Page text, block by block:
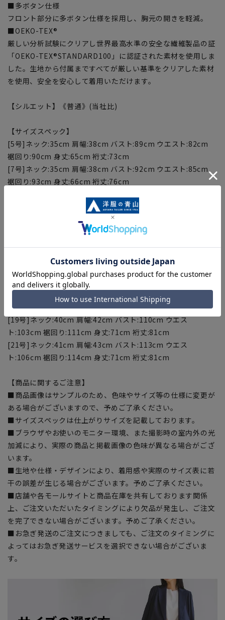
■多ボタン仕様
フロント部分に多ボタン仕様を採用し、胸元の開きを軽減。
■OEKO-TEX®
厳しい分析試験にクリアし世界最高水準の安全な繊維製品の証
「OEKO-TEX®STANDARD100」に認証された素材を使用しま
した。生地から付属まですべてが厳しい基準をクリアした素材
を使用、安全を安心して着用いただけます。
【シルエット】《普通》(当社比)
【サイズスペック】
[5号]ネック:35cm 肩幅:38cm バスト:89cm ウエスト:82cm
裾回り:90cm 身丈:65cm 裄丈:73cm
[7号]ネック:35cm 肩幅:38cm バスト:92cm ウエスト:85cm
裾回り:93cm 身丈:66cm 裄丈:76cm
裾回り:96cm 身丈:67cm 裄丈:77cm
[11号]ネック:37cm 肩幅:40cm バスト:98cm ウエスト:91cm
裾回り:99cm 身丈:68cm 裄丈:78cm
裾回り:102cm 身丈:69cm 裄丈:79cm
[15号]ネック:39cm 肩幅:41cm バスト:104cm ウエスト:97cm
裾回り:105cm 身丈:70cm 裄丈:80cm
[17号]ネック:39cm 肩幅:41cm バスト:107cm ウエス
ト:100cm 裾回り:108cm身丈:71cm 裄丈:81cm
[19号]ネック:40cm 肩幅:42cm バスト:110cm ウエス
ト:103cm 裾回り:111cm 身丈:71cm 裄丈:81cm
[21号]ネック:41cm 肩幅:43cm バスト:113cm ウエス
ト:106cm 裾回り:114cm 身丈:71cm 裄丈:81cm
【商品に関するご注意】
■商品画像はサンプルのため、色味やサイズ等の仕様に変更が
ある場合がございますので、予めご了承ください。
■サイズスペックは仕上がりサイズを記載しております。
■ブラウザやお使いのモニター環境、また撮影時の室内外の光
加減により、実際の商品と掲載画像の色味が異なる場合がござ
います。
■生地や仕様・デザインにより、着用感や実際のサイズ表に若
干の誤差が生じる場合がございます。予めご了承ください。
■店舗や各モールサイトと商品在庫を共有しております関係
上、ご注文いただいたタイミングにより欠品が発生し、ご注文
を完了できない場合がございます。予めご了承ください。
■お急ぎ発送のご注文につきましても、ご注文のタイミングに
よってはお急ぎ発送サービスを選択できない場合がございま
す。